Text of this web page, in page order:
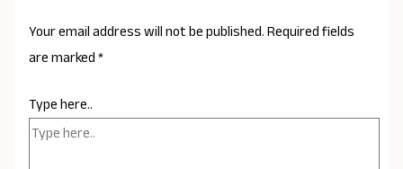
Your email address will not be published.Required fields
are marked*
Type here..